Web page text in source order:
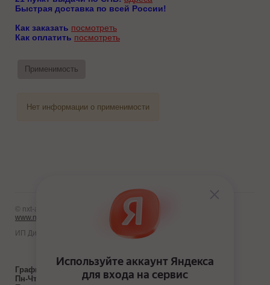
Быстрая доставка по всей России!
Как заказать посмотреть
Как оплатить посмотреть
Применимость
Нет информации о применимости
© nxt-avto.ru 2012 - 2026
www.nxt-avto.ru
ИП Диланчян Т.Л.
График работы:
Пн-Чт:
с 10:00 до 19:00